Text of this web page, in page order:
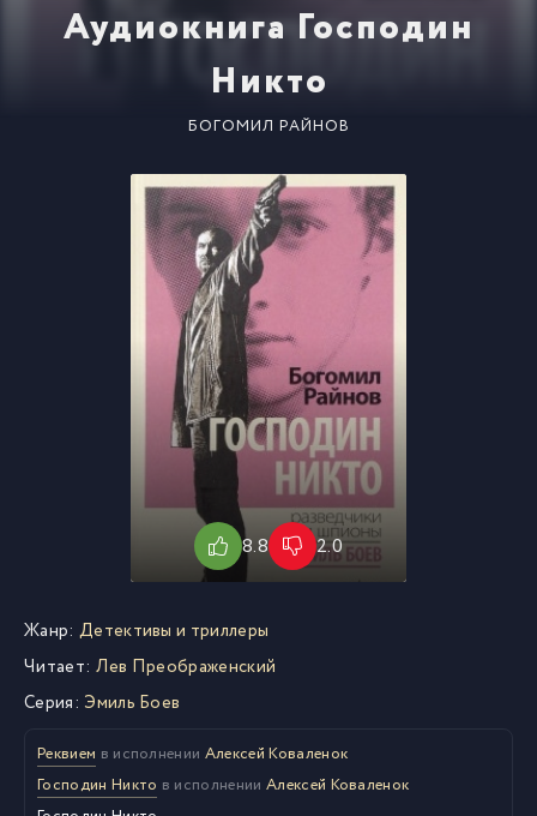
Аудиокнига Господин
Никто
БОГОМИЛ РАЙНОВ
8.8 2.0
Жанр: Детективы и триллеры
Читает: Лев Преображенский
Серия: Эмиль Боев
Реквием в исполнении Алексей Коваленок
Господин Никто в исполнении Алексей Коваленок